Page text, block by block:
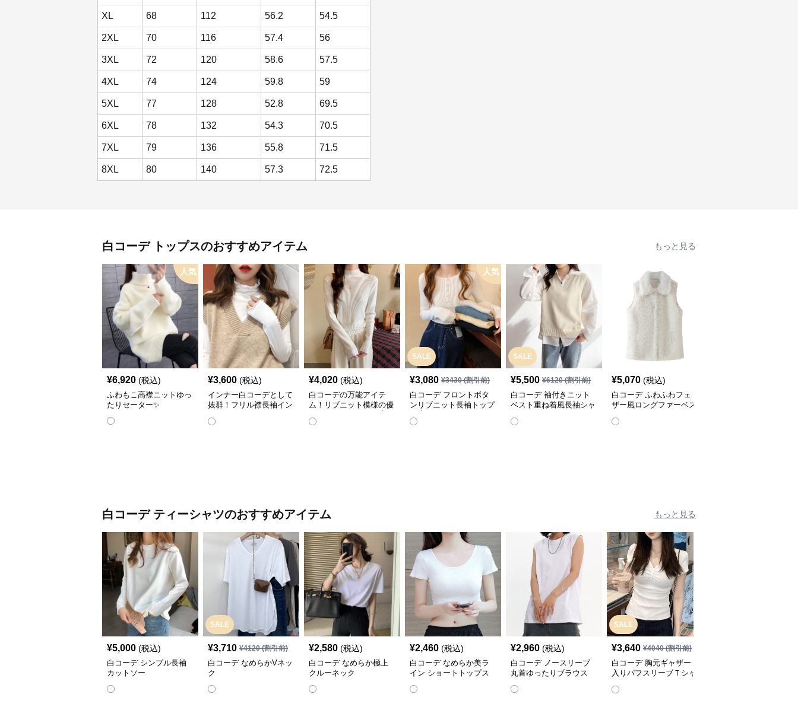
XL 68 112 56.2 54.5
2XL 70 116 57.4 56
3XL 72 120 58.6 57.5
4XL 74 124 59.8 59
5XL 77 128 52.8 69.5
6XL 78 132 54.3 70.5
7XL 79 136 55.8 71.5
8XL 80 140 57.3 72.5
白コーデ トップスのおすすめアイテム もっと見る
人気
¥6,920 (税込)
ふわもこ高襟ニットゆっ
たりセーター✨
¥3,600 (税込)
インナー白コーデとして
抜群！フリル襟長袖イン
¥4,020 (税込)
白コーデの万能アイテ
ム！リブニット模様の優
SALE
人気
¥3,080 ¥3430(割引前)
白コーデ フロントボタ
ンリブニット長袖トップ
SALE
¥5,500 ¥6120(割引前)
白コーデ 袖付きニット
ベスト重ね着風長袖シャ
¥5,070 (税込)
白コーデ ふわふわフェ
ザー風ロングファーベス
白コーデ ティーシャツのおすすめアイテム もっと見る
¥5,000 (税込)
白コーデ シンプル長袖
カットソー
SALE
¥3,710 ¥4120(割引前)
白コーデ なめらかVネッ
ク
¥2,580 (税込)
白コーデ なめらか極上
クルーネック
¥2,460 (税込)
白コーデ なめらか美ラ
イン ショートトップス
¥2,960 (税込)
白コーデ ノースリーブ
丸首ゆったりブラウス
SALE
¥3,640 ¥4040(割引前)
白コーデ 胸元ギャザー
入りパフスリーブＴシャ